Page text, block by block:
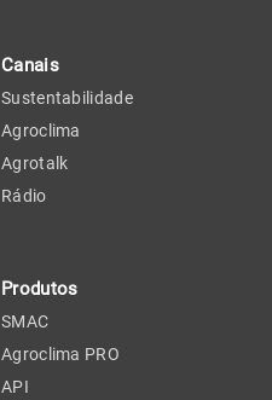
Canais
Sustentabilidade
Agroclima
Agrotalk
Rádio
Produtos
SMAC
Agroclima PRO
API